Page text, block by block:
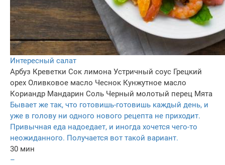
Интересный салат
Арбуз Креветки Сок лимона Устричный соус Грецкий
орех Оливковое масло Чеснок Кунжутное масло
Кориандр Мандарин Соль Черный молотый перец Мята
Бывает же так, что готовишь-готовишь каждый день, и
уже в голову ни одного нового рецепта не приходит.
Привычная еда надоедает, и иногда хочется чего-то
неожиданного. Получается вот такой вариант.
30 мин
–